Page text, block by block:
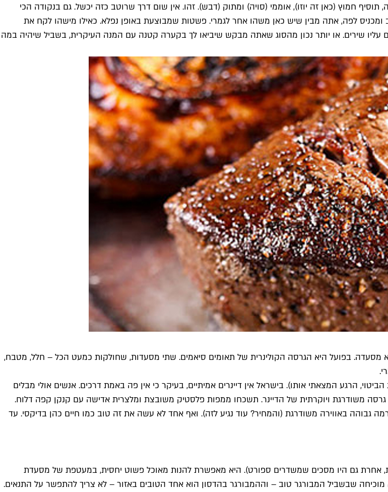
חמוץ (כאן זה יוזו), אוממי (סויה) ומתוק (דבש). זהו. אין שום דרך שרוטב כזה יכשל. גם בנקודה הכי
לפה, אתה מבין שיש כאן משהו אחר לגמרי. פשטות שמבוצעת באופן נפלא. כאילו מישהו לקח את
עליו שירים. או יותר נכון מהסוג שאתה מבקש שיביאו לך בקערה קטנה עם המנה העיקרית, בשביל שיהיה במה
מסעדה. בפועל היא הגרסה הקולינרית של תאומים סיאמים. שתי מסעדות, שחולקות כמעט הכל – חלל, מטבח,
הרגע המצאתי אותו). בישראל אין דיינרים אמיתיים, בעיקר כי אין פה באמת דרכים. אנשים אולי מבלים
משודרגת ויוקרתית של הדיינר. תשכחו ממפות פלסטיק משובצת ומלצרית אדישה עם קנקן קפה דלוח.
גבוהה באווירה משודרגת (והמחיר? עוד נגיע לזה). ואף אחד לא עשה את זה טוב כמו חיים כהן בדיקסי. עד
אחרת גם היו מסכים שמשדרים ספורט). היא מאפשרת להנות מאוכל פשוט יחסית, במעטפת של מסעדת
שבשביל המבורגר טוב – וההמבורגר בהדסון הוא אחד הטובים באזור – לא צריך להתפשר על התנאים.